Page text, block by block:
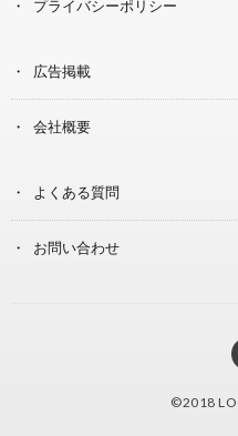
プライバシーポリシー
広告掲載
会社概要
よくある質問
お問い合わせ
©2018